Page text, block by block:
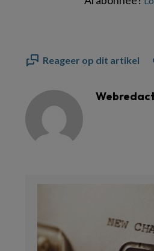
Reageer op dit artikel